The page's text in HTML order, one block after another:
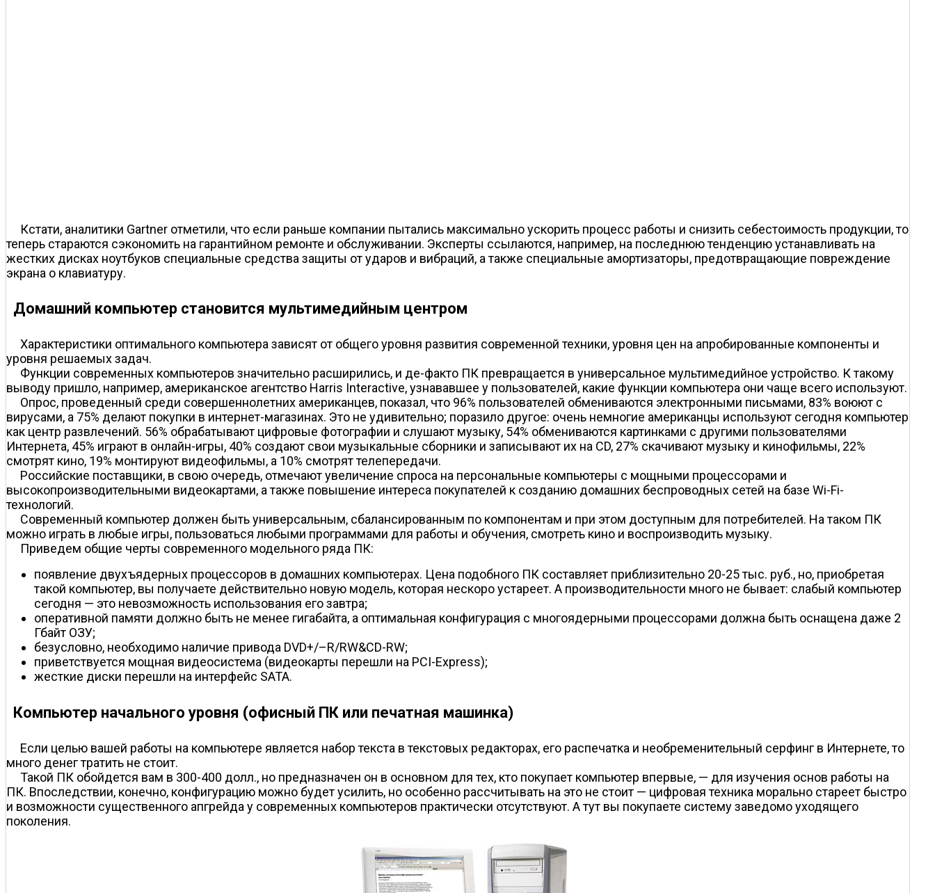
Кстати, аналитики Gartner отметили, что если раньше компании пытались максимально ускорить процесс работы и снизить себестоимость продукции, то
теперь стараются сэкономить на гарантийном ремонте и обслуживании. Эксперты ссылаются, например, на последнюю тенденцию устанавливать на
жестких дисках ноутбуков специальные средства защиты от ударов и вибраций, а также специальные амортизаторы, предотвращающие повреждение
экрана о клавиатуру.
Домашний компьютер становится мультимедийным центром
Характеристики оптимального компьютера зависят от общего уровня развития современной техники, уровня цен на апробированные компоненты и
уровня решаемых задач.
Функции современных компьютеров значительно расширились, и де-факто ПК превращается в универсальное мультимедийное устройство. К такому
выводу пришло, например, американское агентство Harris Interactive, узнававшее у пользователей, какие функции компьютера они чаще всего используют.
Опрос, проведенный среди совершеннолетних американцев, показал, что 96% пользователей обмениваются электронными письмами, 83% воюют с
вирусами, а 75% делают покупки в интернет-магазинах. Это не удивительно; поразило другое: очень немногие американцы используют сегодня компьютер
как центр развлечений. 56% обрабатывают цифровые фотографии и слушают музыку, 54% обмениваются картинками с другими пользователями
Интернета, 45% играют в онлайн-игры, 40% создают свои музыкальные сборники и записывают их на CD, 27% скачивают музыку и кинофильмы, 22%
смотрят кино, 19% монтируют видеофильмы, а 10% смотрят телепередачи.
Российские поставщики, в свою очередь, отмечают увеличение спроса на персональные компьютеры с мощными процессорами и
высокопроизводительными видеокартами, а также повышение интереса покупателей к созданию домашних беспроводных сетей на базе Wi-Fi-
технологий.
Современный компьютер должен быть универсальным, сбалансированным по компонентам и при этом доступным для потребителей. На таком ПК
можно играть в любые игры, пользоваться любыми программами для работы и обучения, смотреть кино и воспроизводить музыку.
Приведем общие черты современного модельного ряда ПК:
появление двухъядерных процессоров в домашних компьютерах. Цена подобного ПК составляет приблизительно 20-25 тыс. руб., но, приобретая
такой компьютер, вы получаете действительно новую модель, которая нескоро устареет. А производительности много не бывает: слабый компьютер
сегодня — это невозможность использования его завтра;
оперативной памяти должно быть не менее гигабайта, а оптимальная конфигурация с многоядерными процессорами должна быть оснащена даже 2
Гбайт ОЗУ;
безусловно, необходимо наличие привода DVD+/–R/RW&CD-RW;
приветствуется мощная видеосистема (видеокарты перешли на PCI-Express);
жесткие диски перешли на интерфейс SATA.
Компьютер начального уровня (офисный ПК или печатная машинка)
Если целью вашей работы на компьютере является набор текста в текстовых редакторах, его распечатка и необременительный серфинг в Интернете, то
много денег тратить не стоит.
Такой ПК обойдется вам в 300-400 долл., но предназначен он в основном для тех, кто покупает компьютер впервые, — для изучения основ работы на
ПК. Впоследствии, конечно, конфигурацию можно будет усилить, но особенно рассчитывать на это не стоит — цифровая техника морально стареет быстро
и возможности существенного апгрейда у современных компьютеров практически отсутствуют. А тут вы покупаете систему заведомо уходящего
поколения.